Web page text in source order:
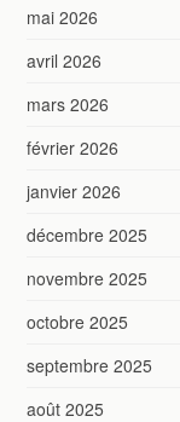
mai 2026
avril 2026
mars 2026
février 2026
janvier 2026
décembre 2025
novembre 2025
octobre 2025
septembre 2025
août 2025